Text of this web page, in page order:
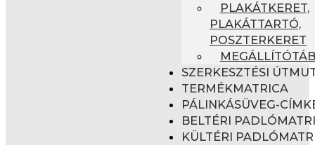
PLAKÁTKERET,
PLAKÁTTARTÓ,
POSZTERKERET
SZERKESZTÉSI
TERMÉKMATRICA
PÁLINKÁSÜVEG-
BELTÉRI
KÜLTÉRI